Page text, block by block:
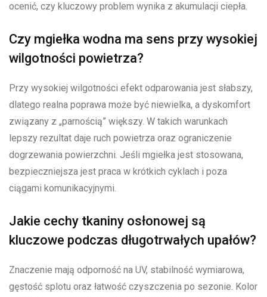
ocenić, czy kluczowy problem wynika z akumulacji ciepła.
Czy mgiełka wodna ma sens przy wysokiej
wilgotności powietrza?
Przy wysokiej wilgotności efekt odparowania jest słabszy,
dlatego realna poprawa może być niewielka, a dyskomfort
związany z „parnością” większy. W takich warunkach
lepszy rezultat daje ruch powietrza oraz ograniczenie
dogrzewania powierzchni. Jeśli mgiełka jest stosowana,
bezpieczniejsza jest praca w krótkich cyklach i poza
ciągami komunikacyjnymi.
Jakie cechy tkaniny osłonowej są
kluczowe podczas długotrwałych upałów?
Znaczenie mają odporność na UV, stabilność wymiarowa,
gęstość splotu oraz łatwość czyszczenia po sezonie. Kolor